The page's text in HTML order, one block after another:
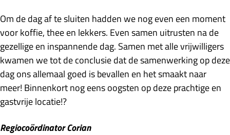
Om de dag af te sluiten hadden we nog even een moment
voor koffie, thee en lekkers. Even samen uitrusten na de
gezellige en inspannende dag. Samen met alle vrijwilligers
kwamen we tot de conclusie dat de samenwerking op deze
dag ons allemaal goed is bevallen en het smaakt naar
meer! Binnenkort nog eens oogsten op deze prachtige en
gastvrije locatie!?
Regiocoördinator Corian